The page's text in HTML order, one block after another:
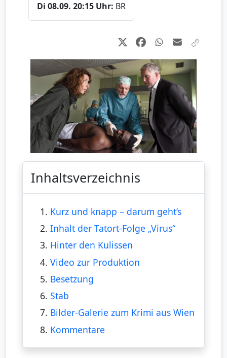
Di 08.09. 20:15 Uhr: BR
Inhaltsverzeichnis
1. Kurz und knapp – darum geht’s
2. Inhalt der Tatort-Folge „Virus“
3. Hinter den Kulissen
4. Video zur Produktion
5. Besetzung
6. Stab
7. Bilder-Galerie zum Krimi aus Wien
8. Kommentare